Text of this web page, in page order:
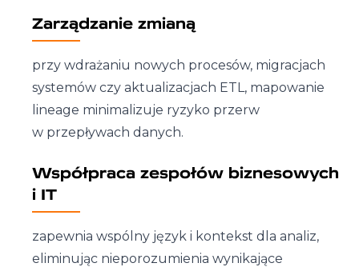
Zarządzanie zmianą
przy wdrażaniu nowych procesów, migracjach
systemów czy aktualizacjach ETL, mapowanie
lineage minimalizuje ryzyko przerw
w przepływach danych.
Współpraca zespołów biznesowych
i IT
zapewnia wspólny język i kontekst dla analiz,
eliminując nieporozumienia wynikające